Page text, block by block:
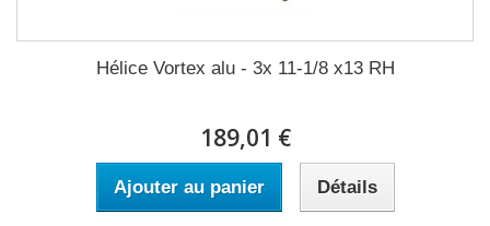
Hélice Vortex alu - 3x 11-1/8 x13 RH
189,01 €
Ajouter au panier Détails